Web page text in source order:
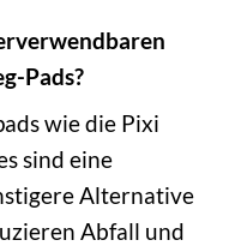
Pads?
wie die Pixi
sind eine
Alternative
Abfall und